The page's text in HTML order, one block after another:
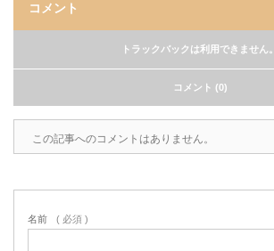
コメント
トラックバックは利用できません。
コメント (0)
この記事へのコメントはありません。
名前 ( 必須 )